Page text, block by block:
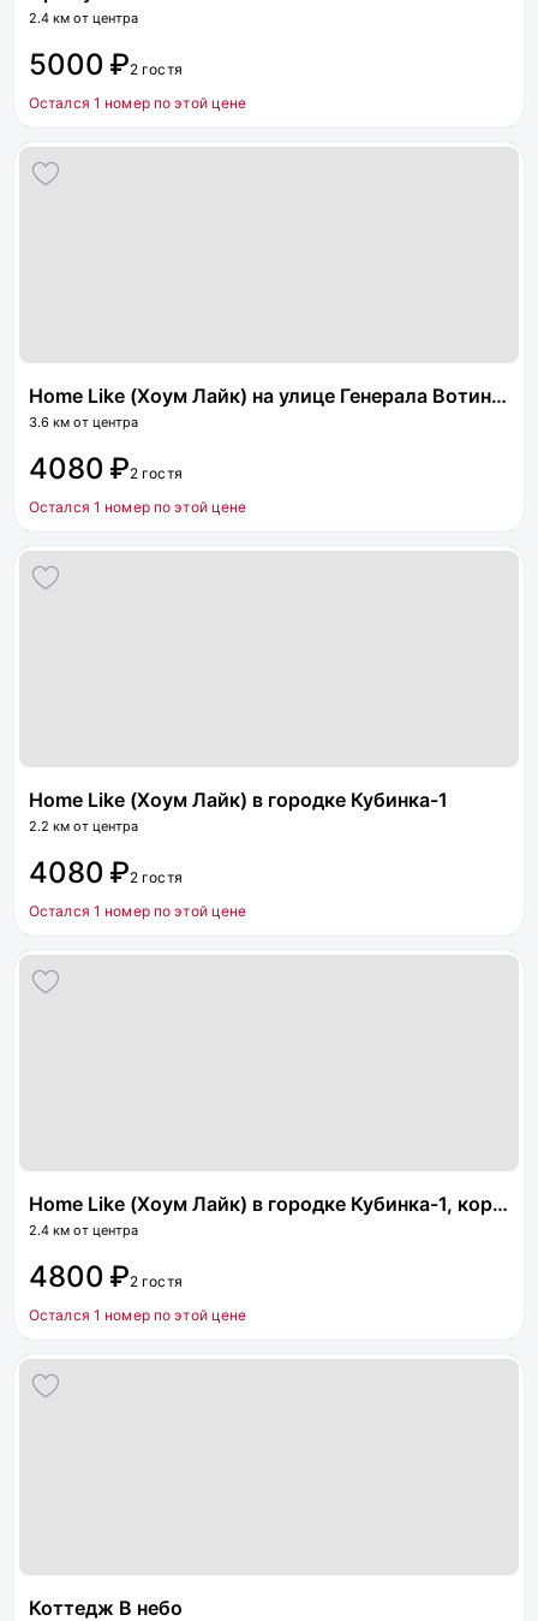
2.4 км от центра
5000 ₽2 гостя
Остался 1 номер по этой цене
Home Like (Хоум Лайк) на улице Генерала Вотинцева
3.6 км от центра
4080 ₽2 гостя
Остался 1 номер по этой цене
Home Like (Хоум Лайк) в городке Кубинка-1
2.2 км от центра
4080 ₽2 гостя
Остался 1 номер по этой цене
Home Like (Хоум Лайк) в городке Кубинка-1, корп. 28
2.4 км от центра
4800 ₽2 гостя
Остался 1 номер по этой цене
Коттедж В небо